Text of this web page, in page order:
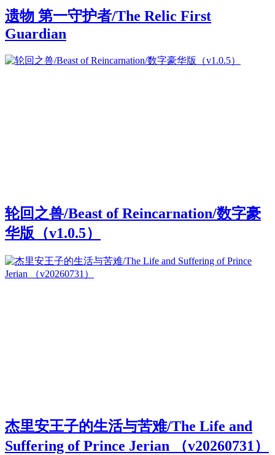
遗物 第一守护者/The Relic First
Guardian
轮回之兽/Beast of Reincarnation/数字豪
华版（v1.0.5）
杰里安王子的生活与苦难/The Life and
Suffering of Prince Jerian （v20260731）